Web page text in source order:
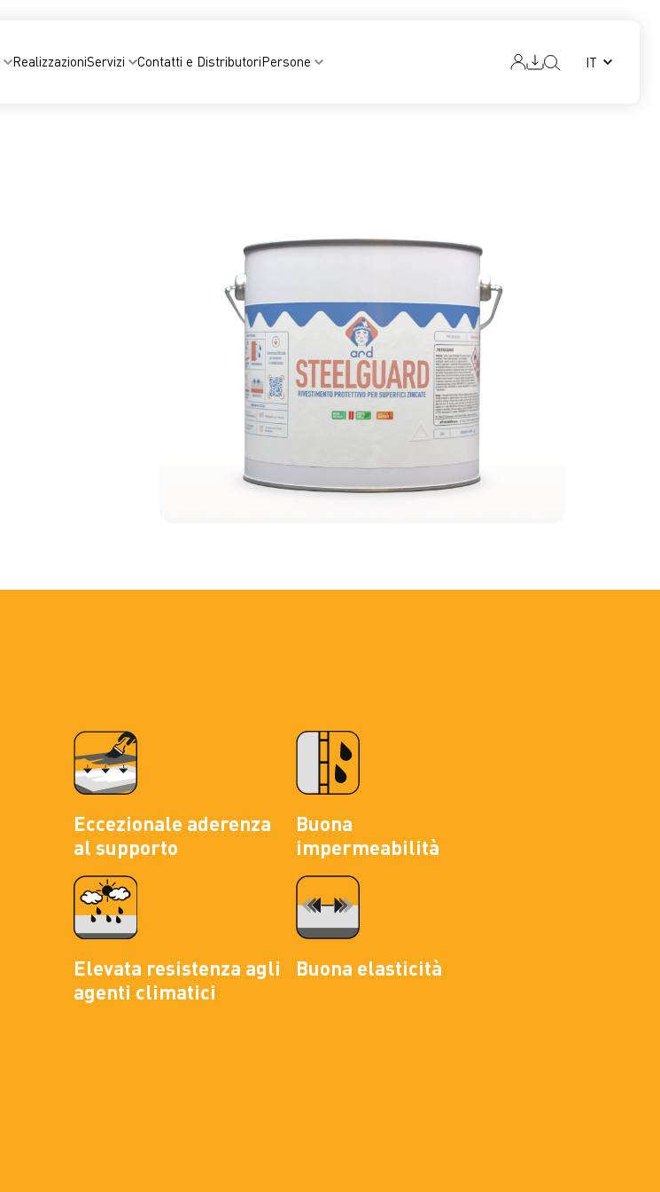
RealizzazioniServizi Contatti e DistributoriPersone
Eccezionale aderenza
al supporto
Buona
impermeabilità
Elevata resistenza agli
agenti climatici
Buona elasticità